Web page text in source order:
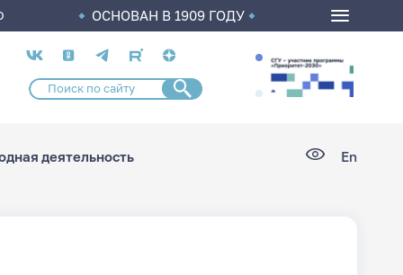
ОСНОВАН В 1909 ГОДУ
Социальные
сети
деятельность En